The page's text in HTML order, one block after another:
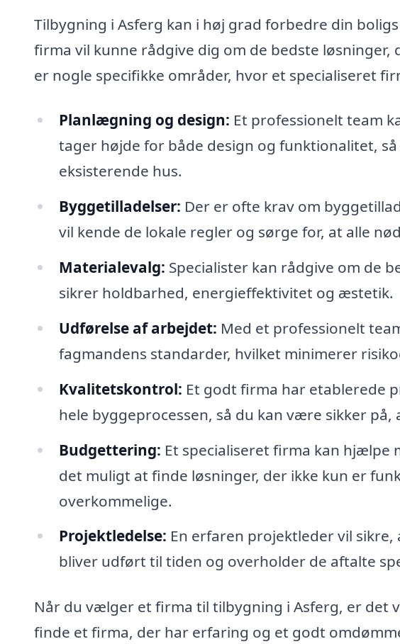
Tilbygning i Asferg kan i høj grad forbedre din
firma vil kunne rådgive dig om de bedste løsninger,
er nogle specifikke områder, hvor et specialiseret
Planlægning og design: Et professionelt team
tager højde for både design og funktionalitet,
eksisterende hus.
Byggetilladelser: Der er ofte krav om
vil kende de lokale regler og sørge for, at alle
Materialevalg: Specialister kan rådgive om de
sikrer holdbarhed, energieffektivitet og æstetik.
Udførelse af arbejdet: Med et professionelt
fagmandens standarder, hvilket minimerer
Kvalitetskontrol: Et godt firma har etablerede
hele byggeprocessen, så du kan være sikker
Budgettering: Et specialiseret firma kan
det muligt at finde løsninger, der ikke kun er
overkommelige.
Projektledelse: En erfaren projektleder vil
bliver udført til tiden og overholder de aftalte
Når du vælger et firma til tilbygning i Asferg, er det
finde et firma, der har erfaring og et godt